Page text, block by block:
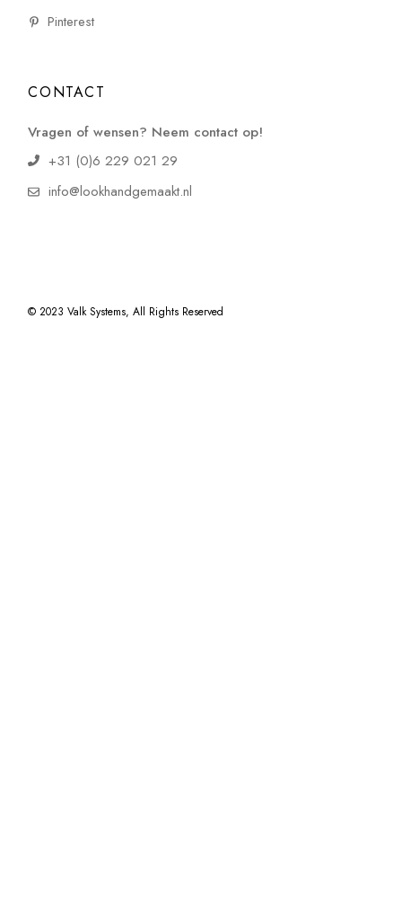
Pinterest
CONTACT
Vragen of wensen? Neem contact op!
+31 (0)6 229 021 29
info@lookhandgemaakt.nl
© 2023Valk Systems, All Rights Reserved